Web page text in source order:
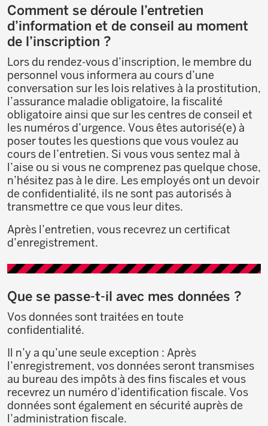
Comment se déroule l’entretien
d’information et de conseil au moment
de l’inscription ?
Lors du rendez-vous d’inscription, le membre du
personnel vous informera au cours d’une
conversation sur les lois relatives à la prostitution,
l’assurance maladie obligatoire, la fiscalité
obligatoire ainsi que sur les centres de conseil et
les numéros d’urgence. Vous êtes autorisé(e) à
poser toutes les questions que vous voulez au
cours de l’entretien. Si vous vous sentez mal à
l’aise ou si vous ne comprenez pas quelque chose,
n’hésitez pas à le dire. Les employés ont un devoir
de confidentialité, ils ne sont pas autorisés à
transmettre ce que vous leur dites.
Après l’entretien, vous recevrez un certificat
d’enregistrement.
Que se passe-t-il avec mes données ?
Vos données sont traitées en toute
confidentialité.
Il n’y a qu’une seule exception : Après
l’enregistrement, vos données seront transmises
au bureau des impôts à des fins fiscales et vous
recevrez un numéro d’identification fiscale. Vos
données sont également en sécurité auprès de
l’administration fiscale.